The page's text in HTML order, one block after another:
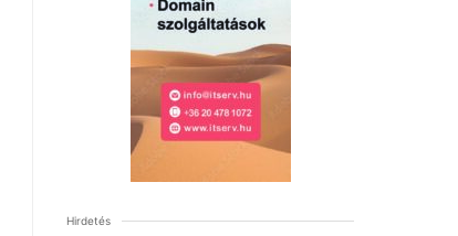
Hirdetés